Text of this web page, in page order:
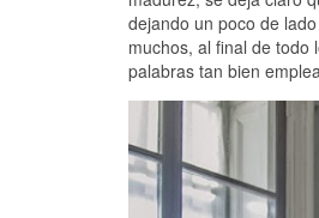
dejando un poco de
muchos, al final de
palabras tan bien